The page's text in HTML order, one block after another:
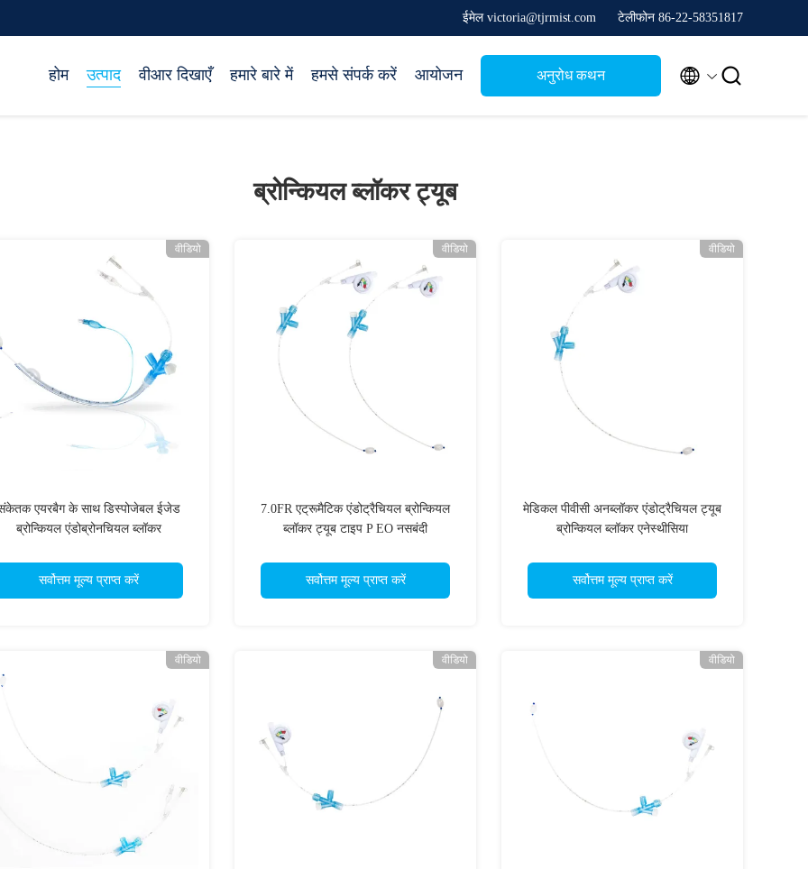
ईमेल victoria@tjrmist.com टेलीफोन 86-22-58351817
होम उत्पाद वीआर दिखाएँ हमारे बारे में हमसे संपर्क करें आयोजन अनुरोध कथन  
ब्रोन्कियल ब्लॉकर ट्यूब
वीडियो
एयरबैग के साथ डिस्पोजेबल ईजेड
ब्रोन्कियल एंडोब्रोनचियल ब्लॉकर
सर्वोत्तम मूल्य प्राप्त करें
वीडियो
7.0FR एट्रूमैटिक एंडोट्रैचियल ब्रोन्कियल
ब्लॉकर ट्यूब टाइप P EO नसबंदी
सर्वोत्तम मूल्य प्राप्त करें
वीडियो
मेडिकल पीवीसी अनब्लॉकर एंडोट्रैचियल ट्यूब
ब्रोन्कियल ब्लॉकर एनेस्थीसिया
सर्वोत्तम मूल्य प्राप्त करें
वीडियो वीडियो वीडियो